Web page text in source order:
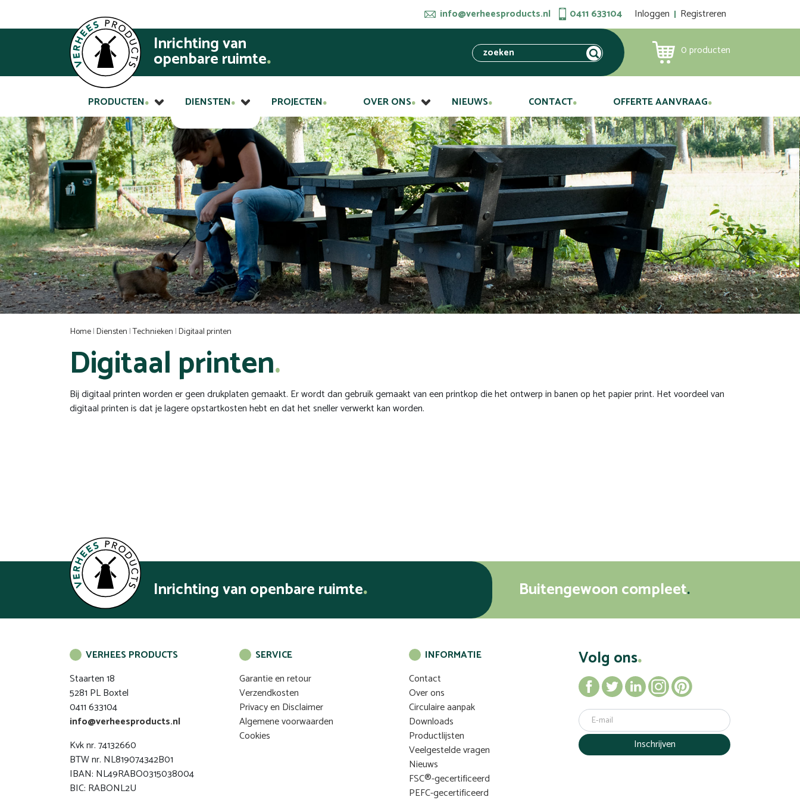
info@verheesproducts.nl 0411 633104 Inloggen Registreren
Inrichting van
openbare ruimte 0producten
PRODUCTEN DIENSTEN PROJECTEN OVER ONS NIEUWS CONTACT OFFERTE AANVRAAG
Home|Diensten |Technieken |Digitaal printen
Digitaal printen
Bij digitaal printen worden er geen drukplaten gemaakt. Er wordt dan gebruik gemaakt van een printkop die het ontwerp in banen op het papier print. Het voordeel van
digitaal printen is dat je lagere opstartkosten hebt en dat het sneller verwerkt kan worden.
Inrichting van openbare ruimte Buitengewoon compleet
VERHEES PRODUCTS
Staarten 18
5281 PL Boxtel
0411 633104
info@verheesproducts.nl
Kvk nr. 74132660
BTW nr. NL819074342B01
IBAN: NL49RABO0315038004
BIC: RABONL2U
SERVICE
Garantie en retour
Verzendkosten
Privacy en Disclaimer
Algemene voorwaarden
Cookies
INFORMATIE
Contact
Over ons
Circulaire aanpak
Downloads
Productlijsten
Veelgestelde vragen
Nieuws
FSC®-gecertificeerd
PEFC-gecertificeerd
Volg ons
Inschrijven